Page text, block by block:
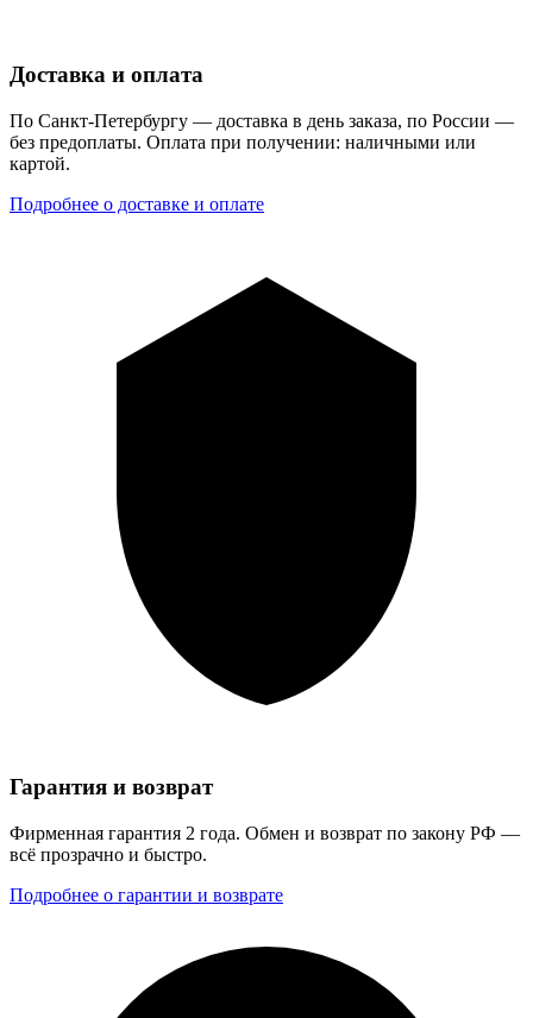
Доставка и оплата
По Санкт-Петербургу — доставка в день заказа, по России —
без предоплаты. Оплата при получении: наличными или
картой.
Подробнее о доставке и оплате
Гарантия и возврат
Фирменная гарантия 2 года. Обмен и возврат по закону РФ —
всё прозрачно и быстро.
Подробнее о гарантии и возврате